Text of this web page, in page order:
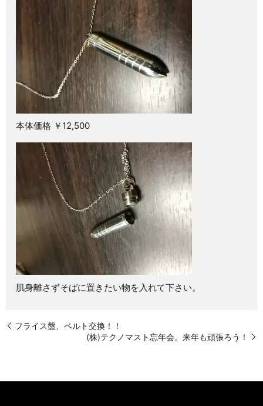
本体価格 ￥12,500
肌身離さずそばに置きたい物を入れて下さい。
フライス盤、ベルト交換！！
(株)テクノマスト忘年会。来年も頑張ろう！